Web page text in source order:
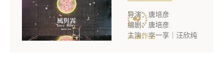
导演：唐培彦
编剧：唐培彦
主演：李一享｜汪欣纯
入围作品